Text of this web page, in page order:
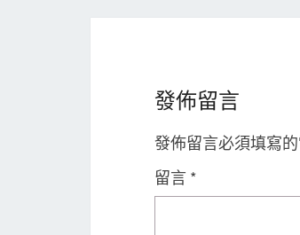
發佈留言
發佈留言必須填寫
留言 *